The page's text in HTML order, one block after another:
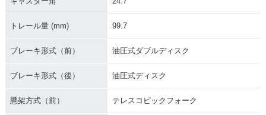
トレール量 (mm) 99.7
ブレーキ形式（前） 油圧式ダブルディスク
ブレーキ形式（後） 油圧式ディスク
懸架方式（前） テレスコピックフォーク